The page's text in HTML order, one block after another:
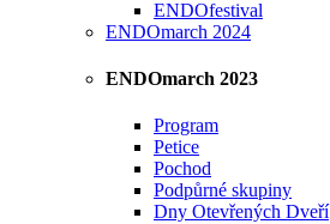
ENDOfestival
ENDOmarch 2024
ENDOmarch 2023
Program
Petice
Pochod
Podpůrné skupiny
Dny Otevřených Dveří